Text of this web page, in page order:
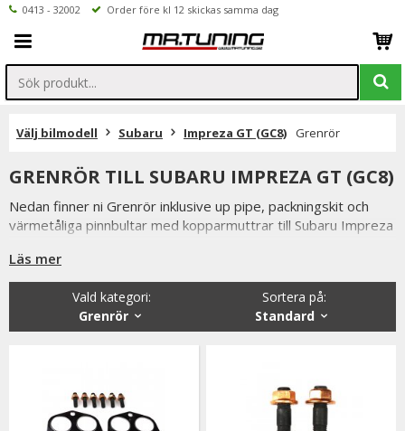
0413 - 32002 Order före kl 12 skickas samma dag
Välj bilmodell Subaru Impreza GT (GC8) Grenrör
GRENRÖR TILL SUBARU IMPREZA GT (GC8)
Nedan finner ni Grenrör inklusive up pipe, packningskit och
värmetåliga pinnbultar med kopparmuttrar till Subaru Impreza
Läs mer
Sortera på:
Standard
Vald kategori:
Grenrör